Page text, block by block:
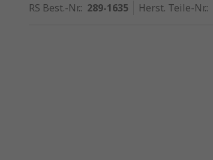
RS Best.-Nr.: 289-1635 Herst. Teile-Nr.: